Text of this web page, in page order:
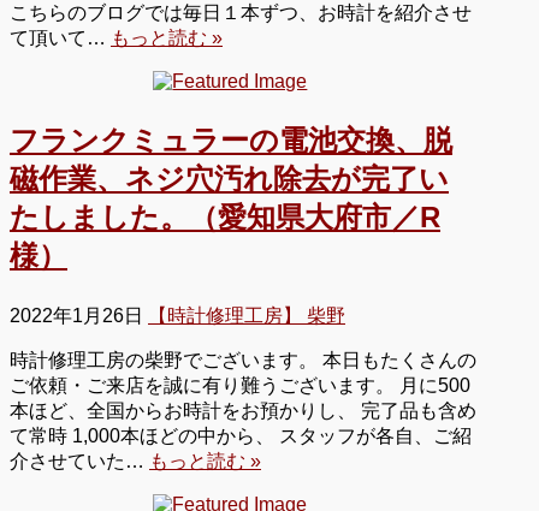
こちらのブログでは毎日１本ずつ、お時計を紹介させ
て頂いて… もっと読む »
フランクミュラーの電池交換、脱
磁作業、ネジ穴汚れ除去が完了い
たしました。（愛知県大府市／R
様）
2022年1月26日 【時計修理工房】 柴野
時計修理工房の柴野でございます。 本日もたくさんの
ご依頼・ご来店を誠に有り難うございます。 月に500
本ほど、全国からお時計をお預かりし、 完了品も含め
て常時 1,000本ほどの中から、 スタッフが各自、ご紹
介させていた… もっと読む »